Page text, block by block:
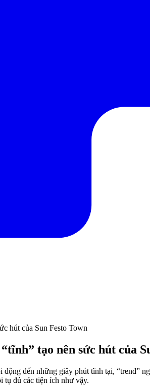
hút của Sun Festo Town
tạo nên sức hút của
đến những giây phút tĩnh tại, “trend”
tụ đủ các tiện ích như vậy.